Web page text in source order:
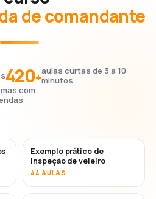
de comandante
420+aulas curtas de 3 a 10
minutos
com
Exemplo prático de
inspeção de veleiro
44 AULAS